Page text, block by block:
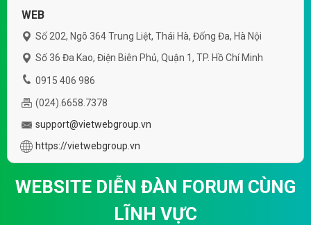
WEB
Số 202, Ngõ 364 Trung Liệt, Thái Hà, Đống Đa, Hà Nội
Số 36 Đa Kao, Điện Biên Phủ, Quận 1, TP. Hồ Chí Minh
0915 406 986
(024).6658.7378
support@vietwebgroup.vn
https://vietwebgroup.vn
WEBSITE DIỄN ĐÀN FORUM CÙNG
LĨNH VỰC